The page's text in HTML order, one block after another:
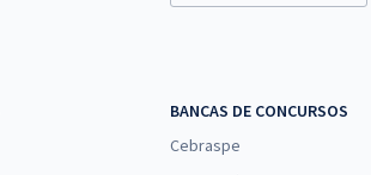
BANCAS DE CONCURSOS
Cebraspe